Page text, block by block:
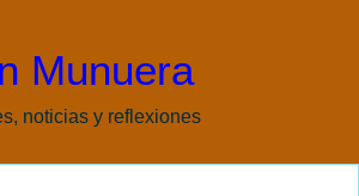
Munuera
noticias y reflexiones